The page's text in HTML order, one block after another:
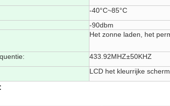
-40°C~85°C
-90dbm
Het zonne laden, het
433.92MHZ±50KHZ
LCD het kleurrijke